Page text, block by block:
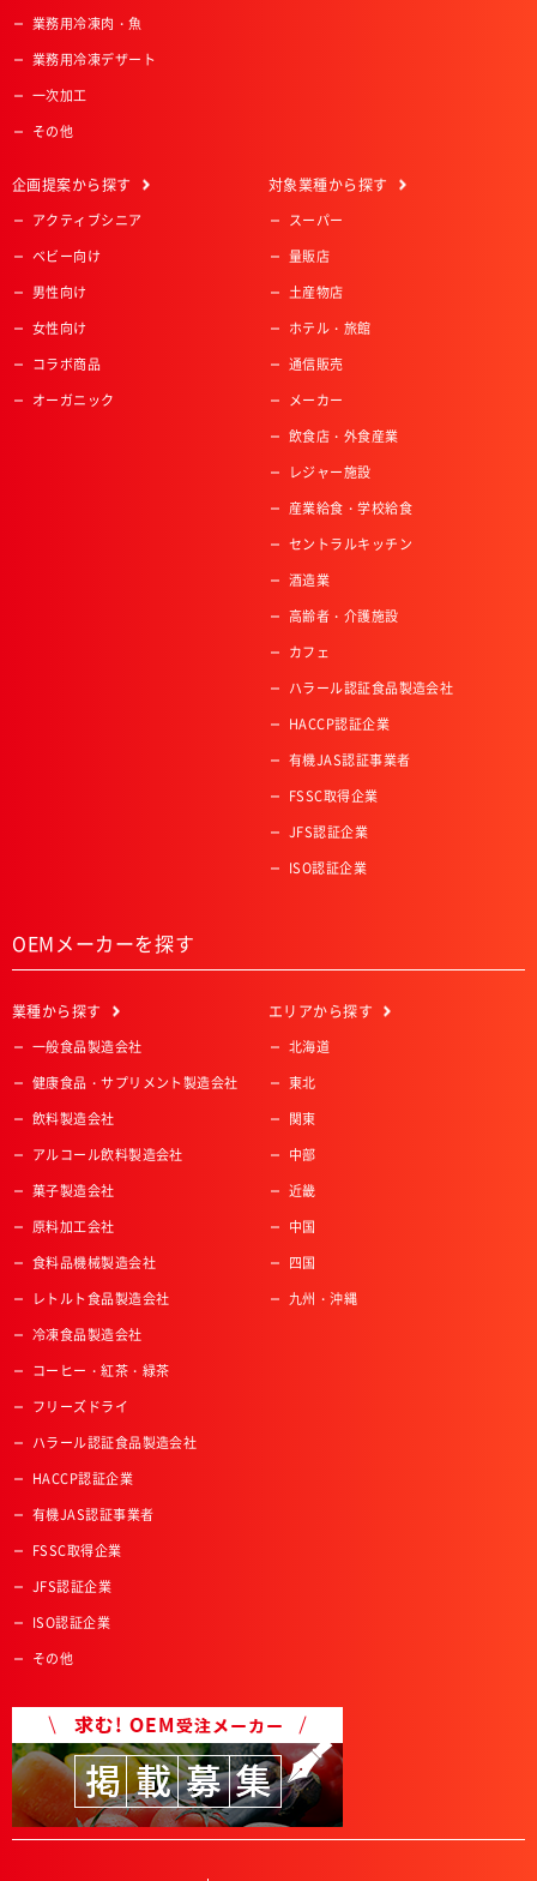
業務用冷凍肉・魚
業務用冷凍デザート
一次加工
その他
企画提案から探す
アクティブシニア
ベビー向け
男性向け
女性向け
コラボ商品
オーガニック
対象業種から探す
スーパー
量販店
土産物店
ホテル・旅館
通信販売
メーカー
飲食店・外食産業
レジャー施設
産業給食・学校給食
セントラルキッチン
酒造業
高齢者・介護施設
カフェ
ハラール認証食品製造会社
HACCP認証企業
有機JAS認証事業者
FSSC取得企業
JFS認証企業
ISO認証企業
OEMメーカーを探す
業種から探す
一般食品製造会社
健康食品・サプリメント製造会社
飲料製造会社
アルコール飲料製造会社
菓子製造会社
原料加工会社
食料品機械製造会社
レトルト食品製造会社
冷凍食品製造会社
コーヒー・紅茶・緑茶
フリーズドライ
ハラール認証食品製造会社
HACCP認証企業
有機JAS認証事業者
FSSC取得企業
JFS認証企業
ISO認証企業
その他
エリアから探す
北海道
東北
関東
中部
近畿
中国
四国
九州・沖縄